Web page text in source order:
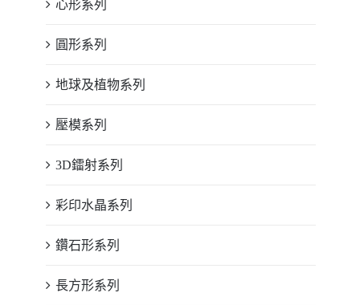
心形系列
圓形系列
地球及植物系列
壓模系列
3D鐳射系列
彩印水晶系列
鑽石形系列
長方形系列